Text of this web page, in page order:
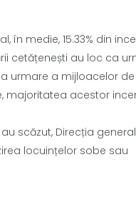
în medie, 15.33% din
cetățenești au loc ca
urmare a mijloacelor
majoritatea acestor
scăzut, Direcția
locuințelor sobe sau